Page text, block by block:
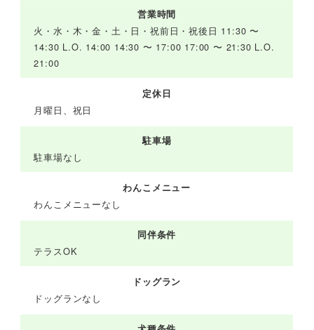
営業時間
火・水・木・金・土・日・祝前日・祝後日 11:30 〜
14:30 L.O. 14:00 14:30 〜 17:00 17:00 〜 21:30 L.O.
21:00
定休日
月曜日、祝日
駐車場
駐車場なし
わんこメニュー
わんこメニューなし
同伴条件
テラスOK
ドッグラン
ドッグランなし